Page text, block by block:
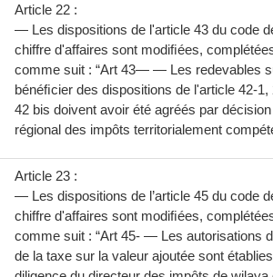
Article 22 :
— Les dispositions de l'article 43 du code
chiffre d'affaires sont modiﬁées,
comme suit : “Art 43— — Les redevables
bénéﬁcier des dispositions de l'article 42-1,
42 bis doivent avoir été agréés par
régional des impôts territorialement
Article 23 :
— Les dispositions de l’article 45 du code
chiffre d'affaires sont modiﬁées,
comme suit : “Art 45- — Les autorisations
de la taxe sur la valeur ajoutée sont